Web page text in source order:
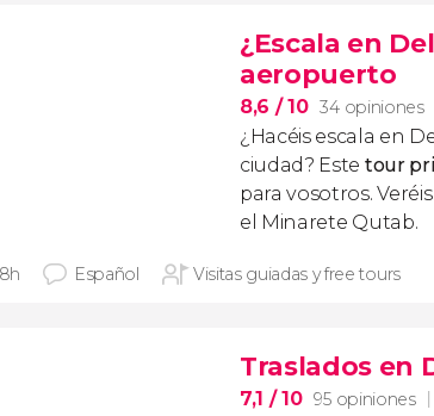
¿Escala en
aeropuerto
8,6 / 10 34 opiniones
¿Hacéis escala en
ciudad? Este tour
para vosotros.
el Minarete Qutab.
Español Visitas guiadas y free tours
Traslados en
7,1 / 10 95 opiniones